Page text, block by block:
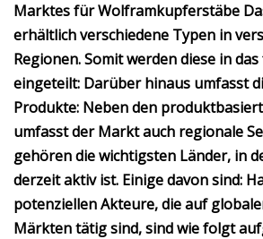
Marktes für Wolframkupferstäbe
erhältlich verschiedene Typen in
Regionen. Somit werden diese in
eingeteilt: Darüber hinaus umfasst
Produkte: Neben den
umfasst der Markt auch regionale
gehören die wichtigsten Länder, in
derzeit aktiv ist. Einige davon sind:
potenziellen Akteure, die auf
Märkten tätig sind, sind wie folgt